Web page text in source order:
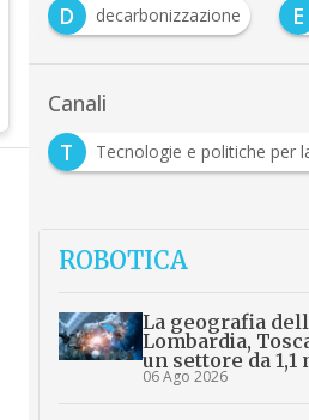
D decarbonizzazione E
Canali
T
Tecnologie e politiche per
ROBOTICA
La geografia
Lombardia,
un settore da
06 Ago 2026